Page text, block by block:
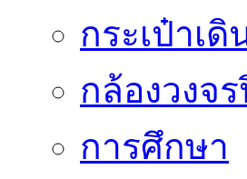
กระเป๋าเดิ
กล้องวงจ
การศึกษา